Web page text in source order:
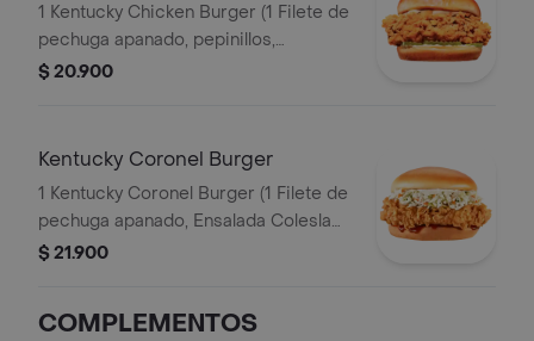
1 Kentucky Chicken Burger (1 Filete de
pechuga apanado, pepinillos,
mayonesa premium y mantequilla)
$ 20.900
Kentucky Coronel Burger
1 Kentucky Coronel Burger (1 Filete de
pechuga apanado, Ensalada Coleslaw,
BBQ y mantequilla)
$ 21.900
COMPLEMENTOS